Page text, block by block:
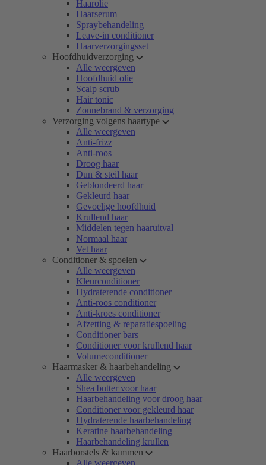
Haarolie
Haarserum
Spraybehandeling
Leave-in conditioner
Haarverzorgingsset
Hoofdhuidverzorging
Alle weergeven
Hoofdhuid olie
Scalp scrub
Hair tonic
Zonnebrand & verzorging
Verzorging volgens haartype
Alle weergeven
Anti-frizz
Anti-roos
Droog haar
Dun & steil haar
Geblondeerd haar
Gekleurd haar
Gevoelige hoofdhuid
Krullend haar
Middelen tegen haaruitval
Normaal haar
Vet haar
Conditioner & spoelen
Alle weergeven
Kleurconditioner
Hydraterende conditioner
Anti-roos conditioner
Anti-kroes conditioner
Afzetting & reparatiespoeling
Conditioner bars
Conditioner voor krullend haar
Volumeconditioner
Haarmasker & haarbehandeling
Alle weergeven
Shea butter voor haar
Haarbehandeling voor droog haar
Conditioner voor gekleurd haar
Hydraterende haarbehandeling
Keratine haarbehandeling
Haarbehandeling krullen
Haarborstels & kammen
Alle weergeven